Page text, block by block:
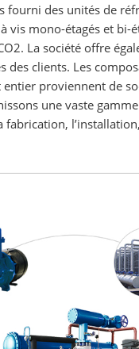
fourni des unités de
vis mono-étagés et bi-
La société offre
des clients. Les
proviennent de
une vaste